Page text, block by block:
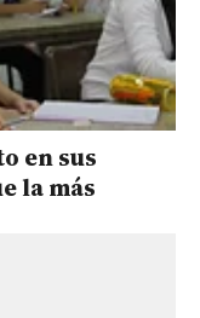
en sus
la más